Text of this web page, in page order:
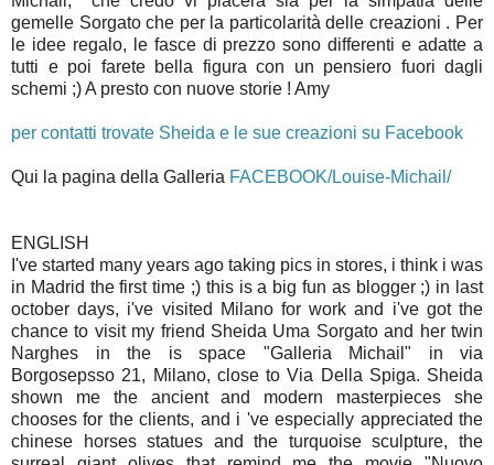
gemelle Sorgato che per la particolarità delle creazioni . Per
le idee regalo, le fasce di prezzo sono differenti e adatte a
tutti e poi farete bella figura con un pensiero fuori dagli
schemi ;) A presto con nuove storie ! Amy
per contatti trovate Sheida e le sue creazioni su Facebook
Qui la pagina della Galleria FACEBOOK/Louise-Michail/
ENGLISH
I've started many years ago taking pics in stores, i think i was
in Madrid the first time ;) this is a big fun as blogger ;) in last
october days, i've visited Milano for work and i've got the
chance to visit my friend Sheida Uma Sorgato and her twin
Narghes in the is space "Galleria Michail" in via
Borgosepsso 21, Milano, close to Via Della Spiga. Sheida
shown me the ancient and modern masterpieces she
chooses for the clients, and i 've especially appreciated the
chinese horses statues and the turquoise sculpture, the